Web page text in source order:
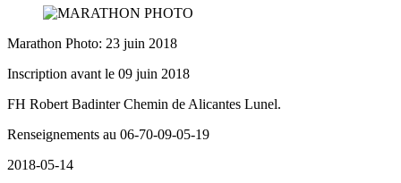
Marathon Photo: 23 juin 2018
Inscription avant le 09 juin 2018
FH Robert Badinter Chemin de Alicantes Lunel.
Renseignements au 06-70-09-05-19
2018-05-14